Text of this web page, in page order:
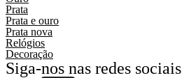
Prata
Prata e ouro
Prata nova
Relógios
Decoração
Siga-nos nas redes sociais